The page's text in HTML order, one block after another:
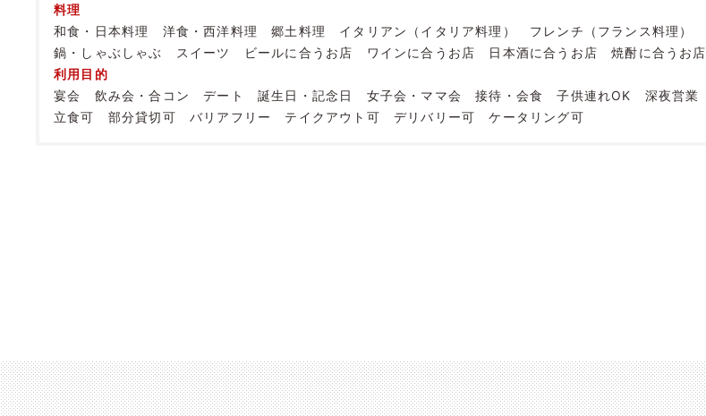
料理
和食・日本料理
洋食・西洋料理 郷土料理 イタリアン（イタリア料理） フレンチ（フランス料理）
鍋・しゃぶしゃぶ
スイーツ ビールに合うお店 ワインに合うお店 日本酒に合うお店
焼酎に合うお店
利用目的
宴会
飲み会・合コン デート 誕生日・記念日 女子会・ママ会 接待・会食 子供連れOK 深夜営業
立食可
部分貸切可 バリアフリー テイクアウト可 デリバリー可 ケータリング可